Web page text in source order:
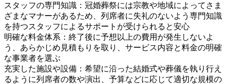
スタッフの専門知識：冠婚葬祭には宗教や地域によってさま
ざまなマナーがあるため、列席者に失礼のないよう専門知識
を持つスタッフによるサポートが受けられると安心
明確な料金体系：終了後に予想以上の費用が発生しないよ
う、あらかじめ見積もりを取り、サービス内容と料金の明確
な事業者を選ぶ
充実した施設や設備：希望に沿った結婚式や葬儀を執り行え
るように列席者の数や演出、予算などに応じて適切な規模の